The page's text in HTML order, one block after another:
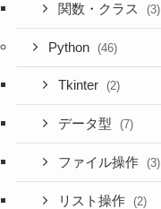
関数・クラス (3)
Python (46)
Tkinter (2)
データ型 (7)
ファイル操作 (3)
リスト操作 (2)